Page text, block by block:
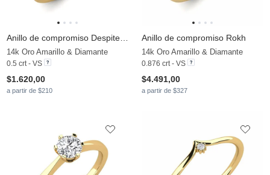
14k Oro Amarillo & Diamante
0.5 crt - VS
$1.620,00
a partir de $210
Anillo de compromiso Rokh
14k Oro Amarillo & Diamante
0.876 crt - VS
$4.491,00
a partir de $327